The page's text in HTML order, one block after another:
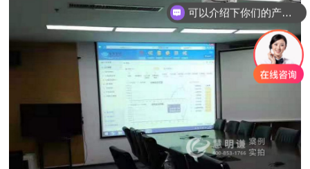
可以介绍下你们的产品么